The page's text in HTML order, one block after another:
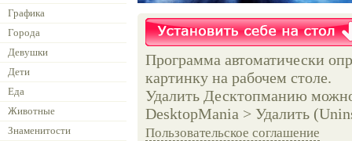
Графика
Города
Девушки
Дети
Еда
Животные
Знаменитости
Программа автоматически
картинку на рабочем столе.
Удалить Десктопманию
DesktopMania > Удалить
Пользовательское соглашение